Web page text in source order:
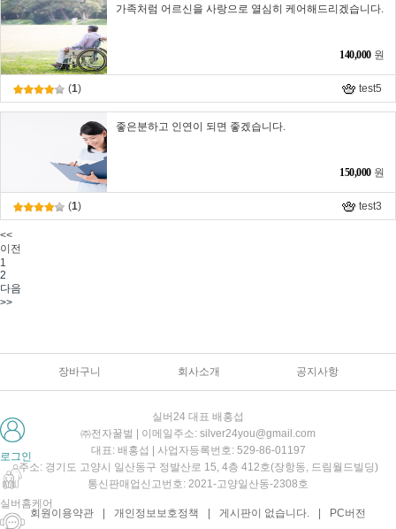
로그인
실버홈케어
가족처럼 어르신을 사랑으로 열심히 케어해드리겠습니다.
140,000 원
(1) test5
좋은분하고 인연이 되면 좋겠습니다.
150,000 원
(1) test3
<<
이전
1
2
다음
>>
장바구니 회사소개 공지사항
실버24 대표 배홍섭
㈜전자꿀벌 | 이메일주소: silver24you@gmail.com
대표: 배홍섭 | 사업자등록번호: 529-86-01197
주소: 경기도 고양시 일산동구 정발산로 15, 4층 412호(장항동, 드림월드빌딩)
통신판매업신고번호: 2021-고양일산동-2308호
회원이용약관 개인정보보호정책 게시판이 없습니다. PC버전